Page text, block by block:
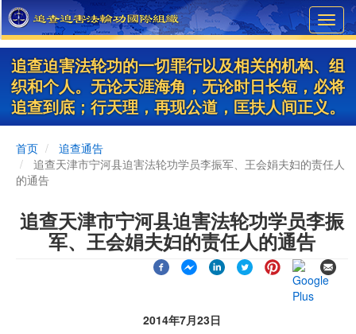
Skip
to
main
content
追查迫害法轮功的一切罪行以及相关的机构、组
织和个人。无论天涯海角，无论时日长短，必将
追查到底；行天理，再现公道，匡扶人间正义。
首页
追查通告
追查天津市宁河县迫害法轮功学员李振军、王会娟夫妇的责任人
的通告
追查天津市宁河县迫害法轮功学员李振
军、王会娟夫妇的责任人的通告
2014年7月23日